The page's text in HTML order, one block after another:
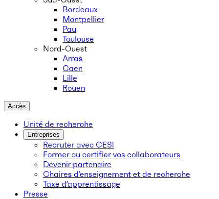
Bordeaux
Montpellier
Pau
Toulouse
Nord-Ouest
Arras
Caen
Lille
Rouen
Accès
Unité de recherche
Entreprises
Recruter avec CESI
Former ou certifier vos collaborateurs
Devenir partenaire
Chaires d’enseignement et de recherche
Taxe d’apprentissage
Presse